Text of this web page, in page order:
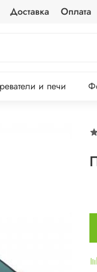
Доставка Оплата
и печи